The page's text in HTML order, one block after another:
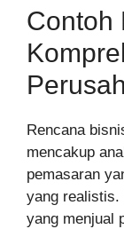
Contoh
Rencana
mencakup
pemasaran
yang realistis.
yang menjual